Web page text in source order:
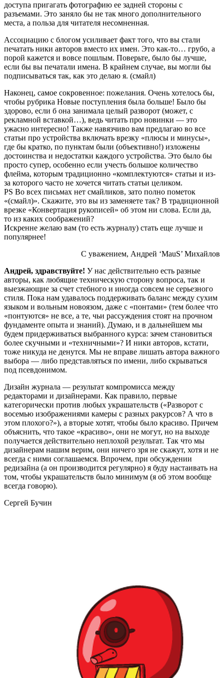
доступа пригагать фотографию ее задней стороны с
разъемами. Это заняло бы не так много дополнительного
места, а польза для читателя несомненная.
Ассоциацию с блогом усиливает факт того, что вы стали
печатать ники авторов вместо их имен. Это как-то… грубо, а
порой кажется и вовсе пошлым. Поверьте, было бы лучше,
если бы вы печатали имена. В крайнем случае, вы могли бы
подписываться так, как это делаю я. (смайл)
Наконец, самое сокровенное: пожелания. Очень хотелось бы,
чтобы рубрика Новые поступления была больше! Было бы
здорово, если б она занимала целый разворот (может, с
рекламной вставкой…), ведь читать про новинки — это
ужасно интересно! Также навязчиво вам предлагаю во все
статьи про устройства включать врезку «плюсы и минусы»,
где бы кратко, по пунктам были (объективно!) изложены
достоинства и недостатки каждого устройства. Это было бы
просто супер, особенно если учесть большое количество
флейма, которым традиционно «комплектуются» статьи и из-
за которого часто не хочется читать статьи целиком.
PS Во всех письмах нет смайликов, зато полно пометок
«(смайл)». Скажите, это вы из заменяете так? В традиционной
врезке «Конвертация рукописей» об этом ни слова. Если да,
то из каких соображений?
Искренне желаю вам (то есть журналу) стать еще лучше и
популярнее!
С уважением, Андрей ‘MauS’ Михайлов
Андрей, здравствуйте! У нас действительно есть разные
авторы, как любящие техническую сторону вопроса, так и
выезжающие за счет стебного и иногда совсем не серьезного
стиля. Пока нам удавалось поддерживать баланс между сухим
языком и вольным новоязом, даже с «понтами» (тем более что
«понтуются» не все, а те, чьи рассуждения стоят на прочном
фундаменте опыта и знаний). Думаю, и в дальнейшем мы
будем придерживаться выбранного курса: зачем становиться
более скучными и «техничными»? И ники авторов, кстати,
тоже никуда не денутся. Мы не вправе лишать автора важного
выбора — либо представляться по имени, либо скрываться
под псевдонимом.
Дизайн журнала — результат компромисса между
редакторами и дизайнерами. Как правило, первые
категорически против любых украшательств («Разворот с
восемью изображениями камеры с разных ракурсов? А что в
этом плохого?»), а вторые хотят, чтобы было красиво. Причем
объяснить, что такое «красиво», они не могут, но на выходе
получается действительно неплохой результат. Так что мы
дизайнерам нашим верим, они ничего зря не скажут, хотя и не
всегда с ними соглашаемся. Впрочем, при обсуждении
редизайна (а он производится регулярно) я буду настаивать на
том, чтобы украшательств было минимум (я об этом вообще
всегда говорю).
Сергей Бучин